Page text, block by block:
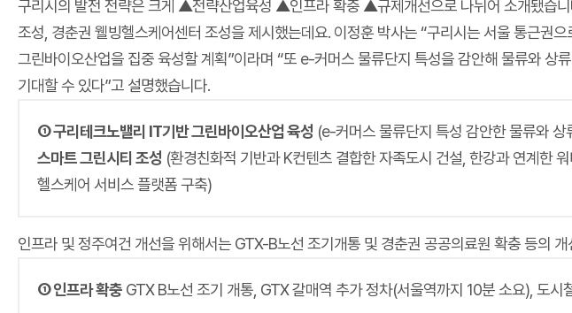
구리시의 발전 전략은 크게 ▲전략산업육성 ▲인프라 확충 ▲규제개선으로 나뉘어 소개됐습
조성, 경춘권 웰빙헬스케어센터 조성을 제시했는데요. 이정훈 박사는 “구리시는 서울 통근권
그린바이오산업을 집중 육성할 계획”이라며 “또 e-커머스 물류단지 특성을 감안해 물류와
기대할 수 있다”고 설명했습니다.
① 구리테크노밸리 IT기반 그린바이오산업 육성 (e-커머스 물류단지 특성 감안한 물류와
스마트 그린시티 조성 (환경친화적 기반과 K컨텐츠 결합한 자족도시 건설, 한강과 연계한
헬스케어 서비스 플랫폼 구축)
인프라 및 정주여건 개선을 위해서는 GTX-B노선 조기개통 및 경춘권 공공의료원 확충 등의
① 인프라 확충 GTX B노선 조기 개통, GTX 갈매역 추가 정차(서울역까지 10분 소요), 도